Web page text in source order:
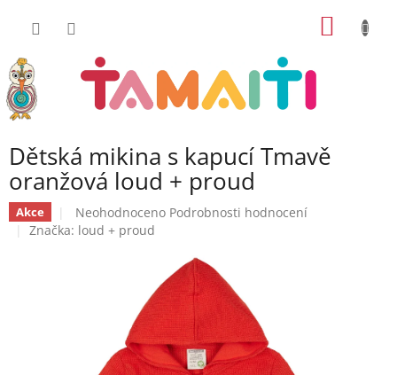
Dětská mikina s kapucí Tmavě
oranžová loud + proud
Akce
Průměrné
hodnocení
hvězdiček.
Neohodnoceno Podrobnosti hodnocení
Značka: loud + proud